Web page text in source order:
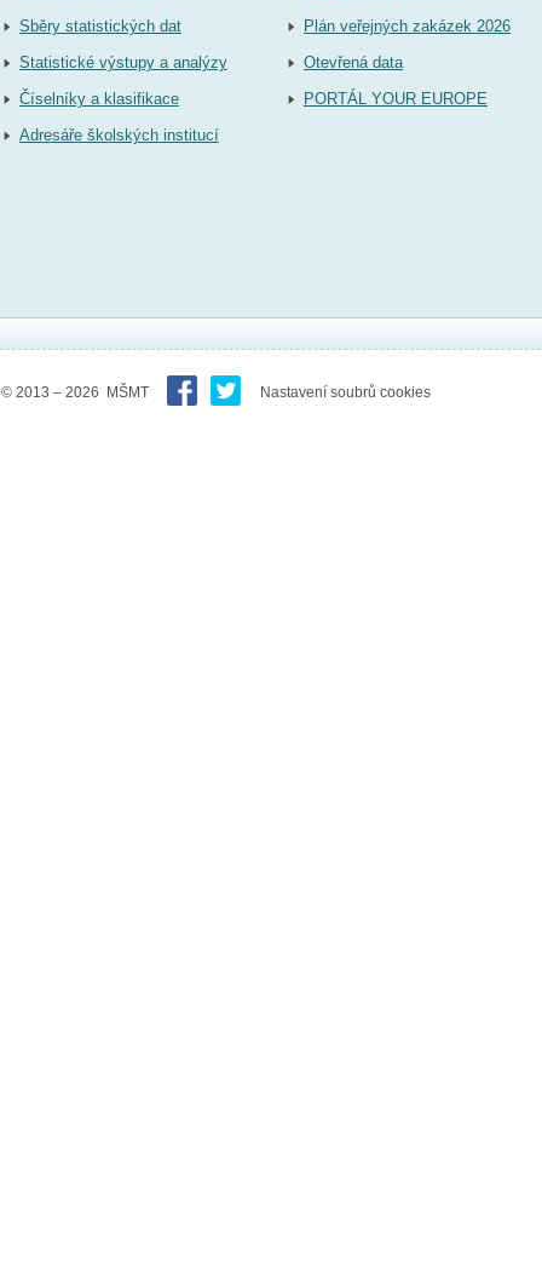
Sběry statistických dat
Statistické výstupy a analýzy
Číselníky a klasifikace
Adresáře školských institucí
Plán veřejných zakázek 2026
Otevřená data
PORTÁL YOUR EUROPE
© 2013 – 2026 MŠMT Nastavení soubrů cookies